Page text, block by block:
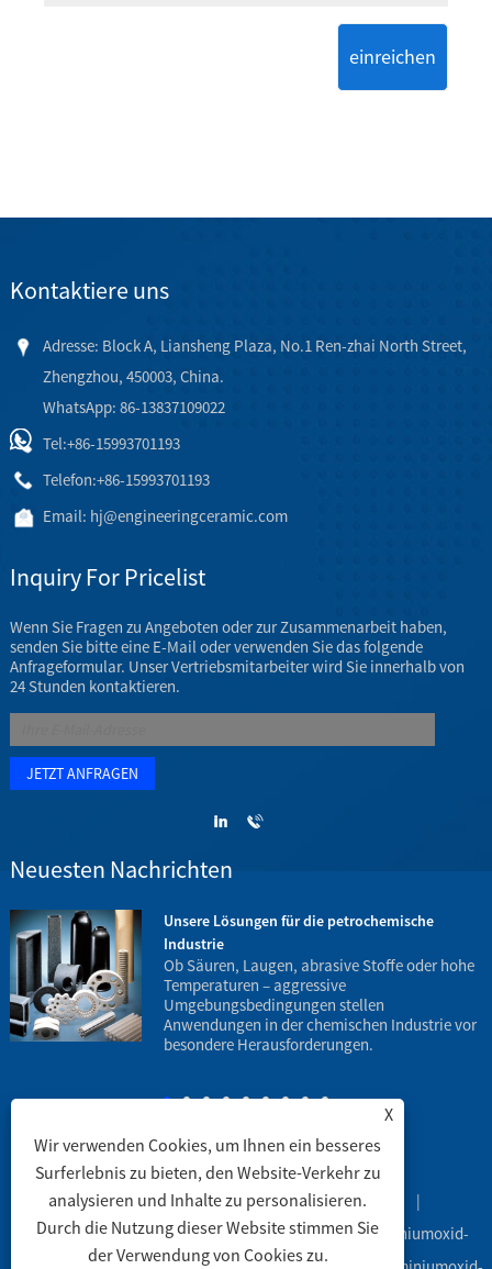
einreichen
Kontaktiere uns
Adresse: Block A, Liansheng Plaza, No.1 Ren-zhai North Street,
Zhengzhou, 450003, China.
WhatsApp: 86-13837109022
Tel:+86-15993701193
Telefon:+86-15993701193
Email: hj@engineeringceramic.com
Inquiry For Pricelist
Wenn Sie Fragen zu Angeboten oder zur Zusammenarbeit haben,
senden Sie bitte eine E-Mail oder verwenden Sie das folgende
Anfrageformular. Unser Vertriebsmitarbeiter wird Sie innerhalb von
24 Stunden kontaktieren.
Neuesten Nachrichten
Unsere Lösungen für die petrochemische
Industrie
Ob Säuren, Laugen, abrasive Stoffe oder hohe
Temperaturen – aggressive
Umgebungsbedingungen stellen
Anwendungen in der chemischen Industrie vor
besondere Herausforderungen.
Verknüpfungen| Sitemap| RSS|
|
Copyright © 2003 Engineering Ceramic Co., Ltd. – Aluminiumoxid-
X
Wir verwenden Cookies, um Ihnen ein besseres
Surferlebnis zu bieten, den Website-Verkehr zu
analysieren und Inhalte zu personalisieren.
Durch die Nutzung dieser Website stimmen Sie
der Verwendung von Cookies zu.